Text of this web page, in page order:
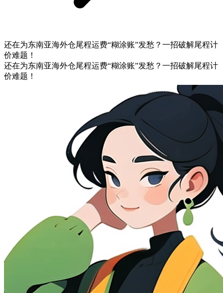
还在为东南亚海外仓尾程运费“糊涂账”发愁？一招破解尾程计
价难题！
还在为东南亚海外仓尾程运费“糊涂账”发愁？一招破解尾程计
价难题！